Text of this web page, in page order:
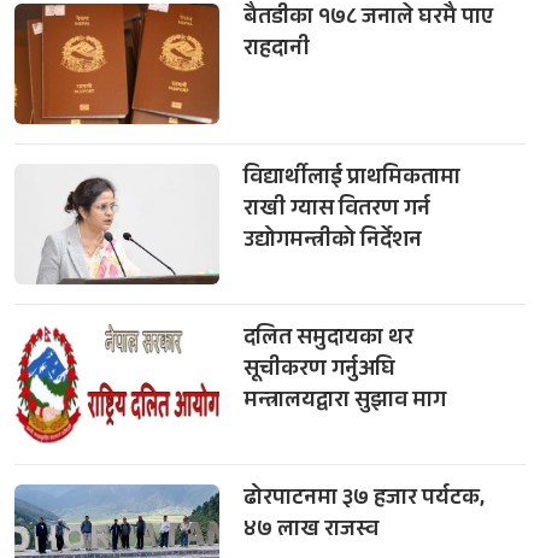
बैतडीका १७८ जनाले घरमै पाए
राहदानी
विद्यार्थीलाई प्राथमिकतामा
राखी ग्यास वितरण गर्न
उद्योगमन्त्रीको निर्देशन
दलित समुदायका थर
सूचीकरण गर्नुअघि
मन्त्रालयद्वारा सुझाव माग
ढोरपाटनमा ३७ हजार पर्यटक,
४७ लाख राजस्व